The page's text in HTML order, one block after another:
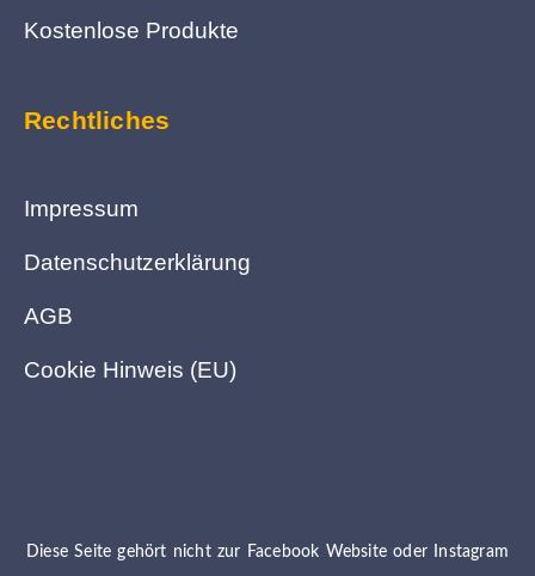
Kostenlose Produkte
Rechtliches
Impressum
Datenschutzerklärung
AGB
Cookie Hinweis (EU)
Diese Seite gehört nicht zur Facebook Website oder Instagram